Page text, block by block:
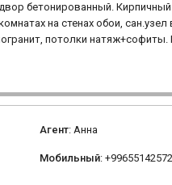
бетонированный.
на стенах обои,
потолки
Агент: Анна
Мобильный: